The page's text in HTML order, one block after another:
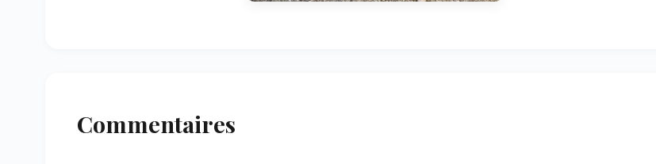
Commentaires